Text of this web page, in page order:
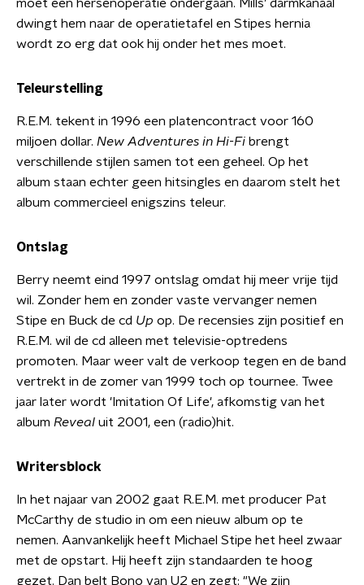
moet een hersenoperatie ondergaan. Mills’ darmkanaal
dwingt hem naar de operatietafel en Stipes hernia
wordt zo erg dat ook hij onder het mes moet.
Teleurstelling
R.E.M. tekent in 1996 een platencontract voor 160
miljoen dollar. New Adventures in Hi-Fi brengt
verschillende stijlen samen tot een geheel. Op het
album staan echter geen hitsingles en daarom stelt het
album commercieel enigszins teleur.
Ontslag
Berry neemt eind 1997 ontslag omdat hij meer vrije tijd
wil. Zonder hem en zonder vaste vervanger nemen
Stipe en Buck de cd Up op. De recensies zijn positief en
R.E.M. wil de cd alleen met televisie-optredens
promoten. Maar weer valt de verkoop tegen en de band
vertrekt in de zomer van 1999 toch op tournee. Twee
jaar later wordt 'Imitation Of Life', afkomstig van het
album Reveal uit 2001, een (radio)hit.
Writersblock
In het najaar van 2002 gaat R.E.M. met producer Pat
McCarthy de studio in om een nieuw album op te
nemen. Aanvankelijk heeft Michael Stipe het heel zwaar
met de opstart. Hij heeft zijn standaarden te hoog
gezet. Dan belt Bono van U2 en zegt: "We zijn